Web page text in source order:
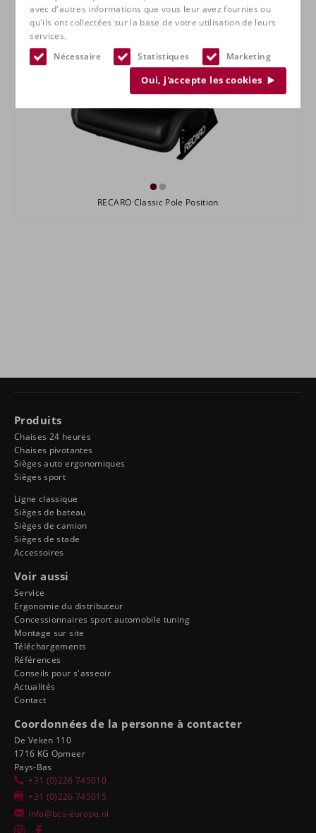
avec d'autres informations que vous leur avez fournies ou
qu'ils ont collectées sur la base de votre utilisation de leurs
services.
Nécessaire
Statistiques Marketing
Oui, j'accepte les cookies
RECARO Classic Pole Position
Produits
Chaises 24 heures
Chaises pivotantes
Sièges auto ergonomiques
Sièges sport
Ligne classique
Sièges de bateau
Sièges de camion
Sièges de stade
Accessoires
Voir aussi
Service
Ergonomie du distributeur
Concessionnaires sport automobile tuning
Montage sur site
Téléchargements
Références
Conseils pour s'asseoir
Actualités
Contact
Coordonnées de la personne à contacter
De Veken 110
1716 KG Opmeer
Pays-Bas
+31 (0)226 745010
+31 (0)226 745015
info@bcs-europe.nl